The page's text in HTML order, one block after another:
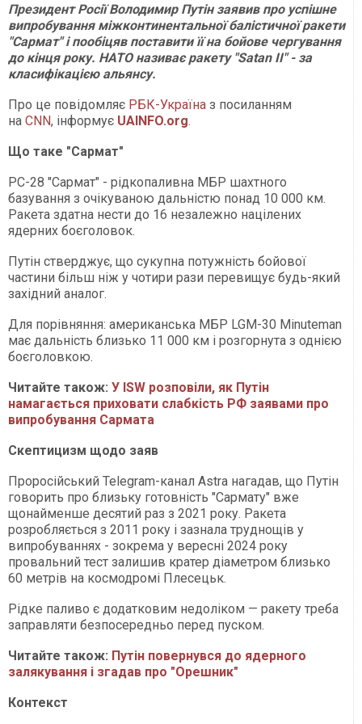
Президент Росії Володимир Путін заявив про успішне
випробування міжконтинентальної балістичної ракети
"Сармат" і пообіцяв поставити її на бойове чергування
до кінця року. НАТО називає ракету "Satan II" - за
класифікацією альянсу.
Про це повідомляє РБК-Україна з посиланням
на CNN, інформує UAINFO.org.
Що таке "Сармат"
РС-28 "Сармат" - рідкопаливна МБР шахтного
базування з очікуваною дальністю понад 10 000 км.
Ракета здатна нести до 16 незалежно націлених
ядерних боєголовок.
Путін стверджує, що сукупна потужність бойової
частини більш ніж у чотири рази перевищує будь-який
західний аналог.
Для порівняння: американська МБР LGM-30 Minuteman
має дальність близько 11 000 км і розгорнута з однією
боєголовкою.
Читайте також: У ISW розповіли, як Путін
намагається приховати слабкість РФ заявами про
випробування Сармата
Скептицизм щодо заяв
Проросійський Telegram-канал Astra нагадав, що Путін
говорить про близьку готовність "Сармату" вже
щонайменше десятий раз з 2021 року. Ракета
розробляється з 2011 року і зазнала труднощів у
випробуваннях - зокрема у вересні 2024 року
провальний тест залишив кратер діаметром близько
60 метрів на космодромі Плесецьк.
Рідке паливо є додатковим недоліком — ракету треба
заправляти безпосередньо перед пуском.
Читайте також: Путін повернувся до ядерного
залякування і згадав про "Орешник"
Контекст